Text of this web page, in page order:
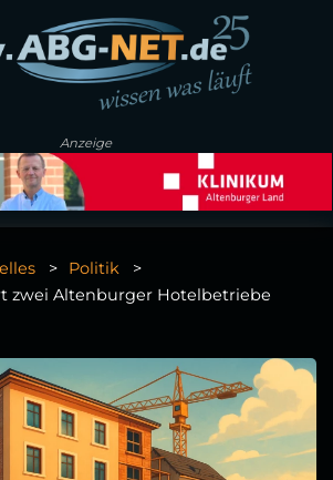
Anzeige
Politik
zwei Altenburger Hotelbetriebe